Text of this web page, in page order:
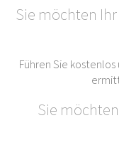
Sie möchten
Führen Sie
Sie